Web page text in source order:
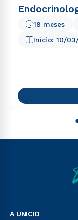
Início: 10/
18 meses
A UNICID